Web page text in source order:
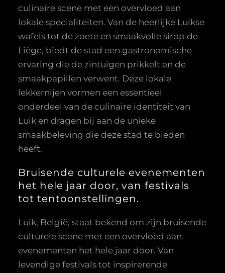
culinaire scene met een overvloed aan
lokale specialiteiten. Van de heerlijke Luikse
wafels tot de zoete en smaakvolle sirop de
Liège, biedt de stad een gastronomische
ervaring die de zintuigen prikkelt en de
smaakpapillen verwent. Deze lokale
lekkernijen vormen een essentieel
onderdeel van de culinaire identiteit van
Luik en dragen bij aan de unieke
smaakbeleving die deze stad te bieden
heeft.
Bruisende culturele evenementen
het hele jaar door, van festivals
tot tentoonstellingen.
Luik, België, staat bekend om zijn bruisende
culturele scene met een overvloed aan
evenementen het hele jaar door. Van
levendige festivals tot inspirerende